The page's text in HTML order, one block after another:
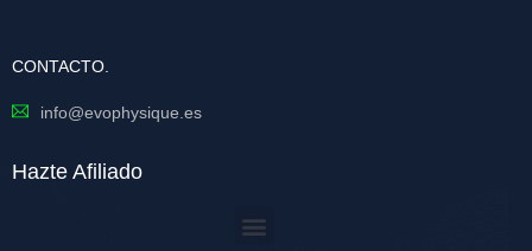
CONTACTO.
info@evophysique.es
Hazte Afiliado